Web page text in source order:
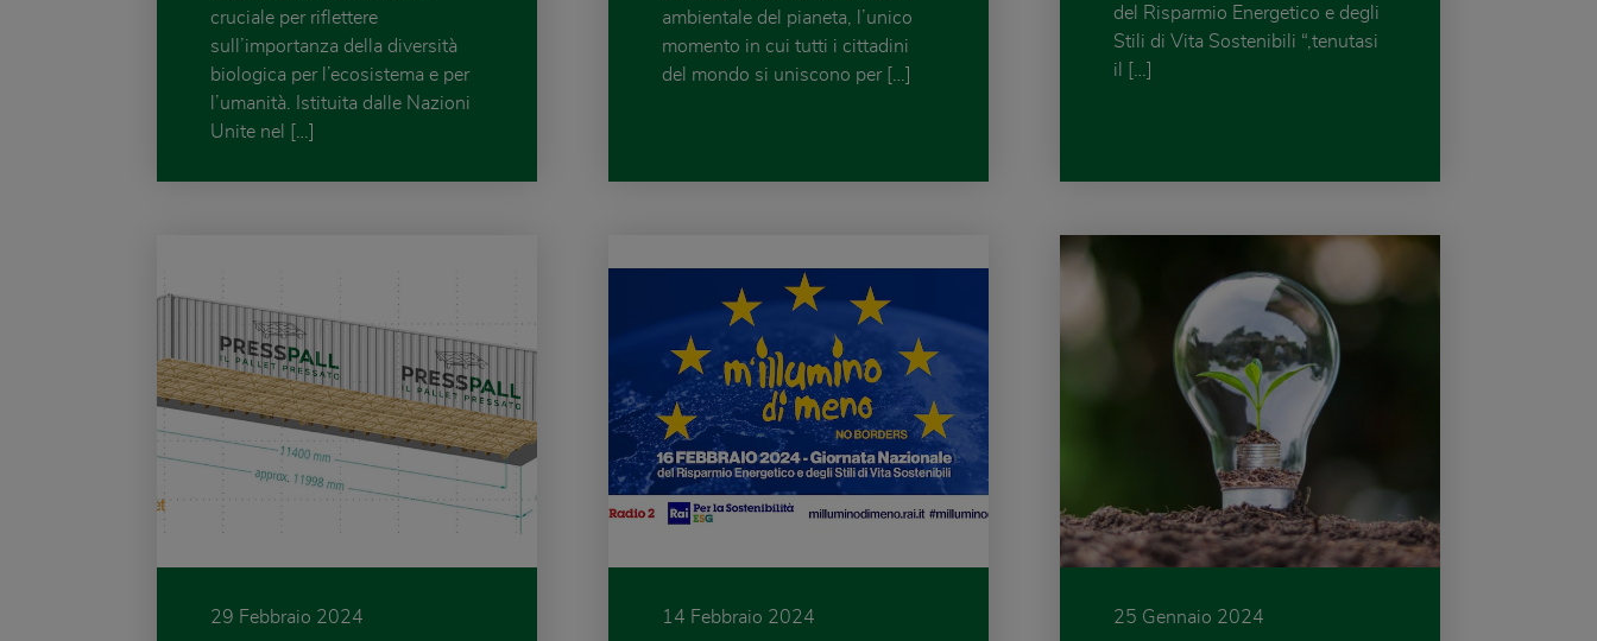
cruciale per riflettere
sull’importanza della diversità
biologica per l’ecosistema e per
l’umanità. Istituita dalle Nazioni
Unite nel […]
ambientale del pianeta, l’unico
momento in cui tutti i cittadini
del mondo si uniscono per […]
del Risparmio Energetico e degli
Stili di Vita Sostenibili “,tenutasi
il […]
29 Febbraio 2024 14 Febbraio 2024 25 Gennaio 2024